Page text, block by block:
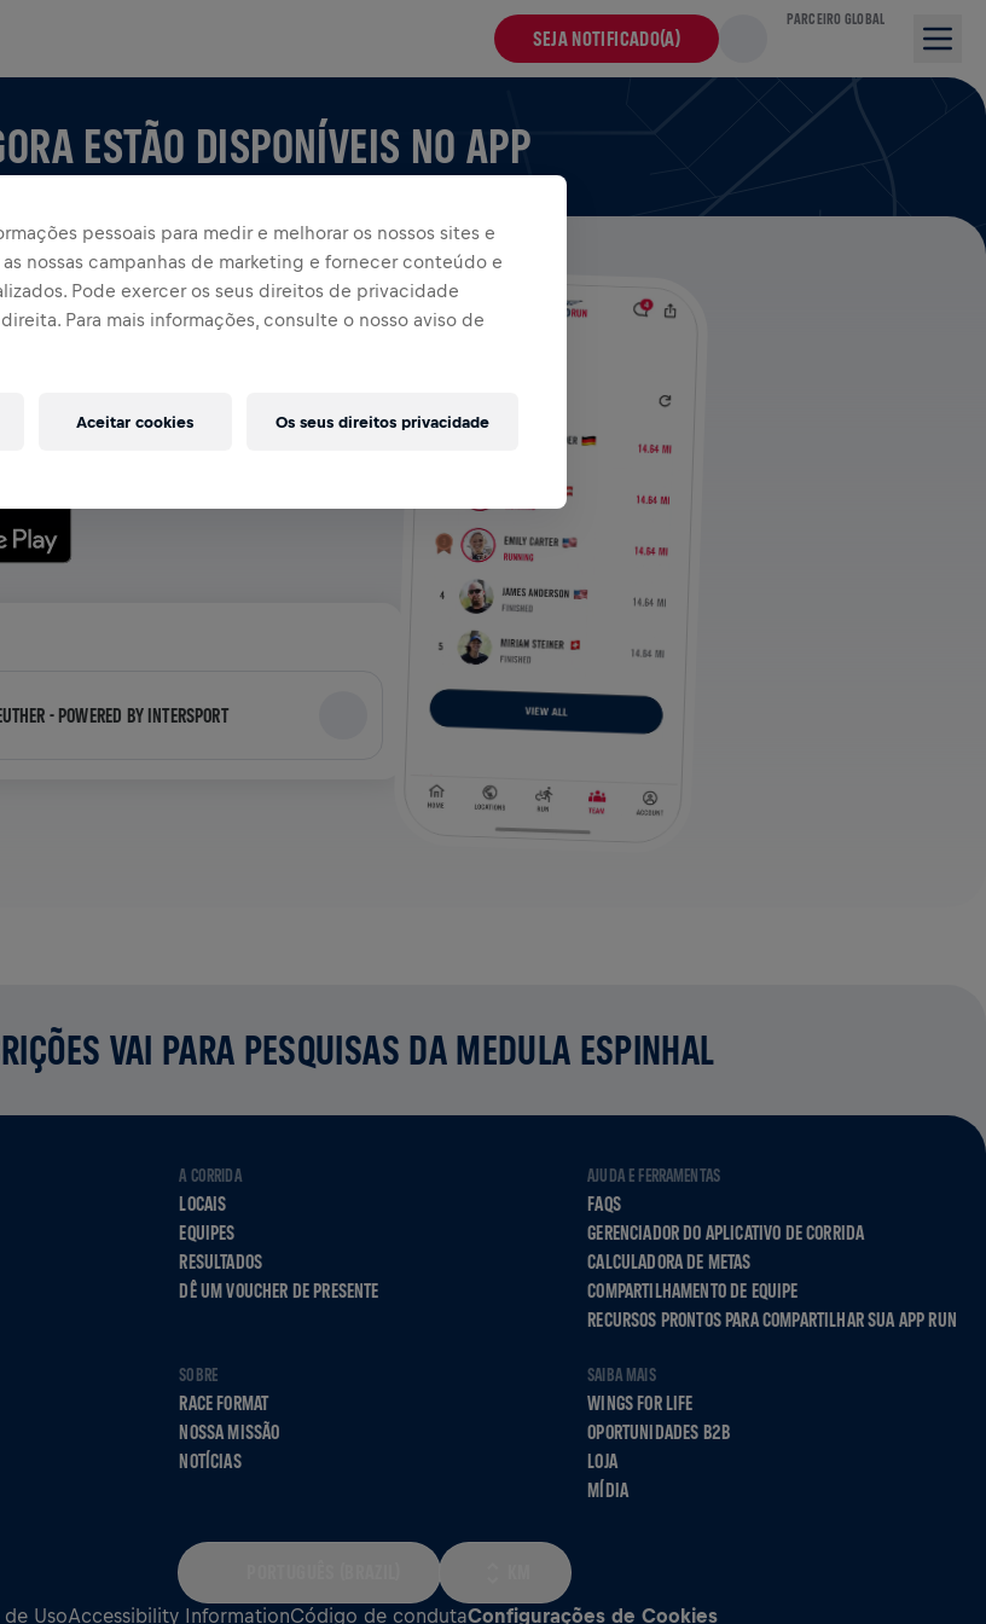
SEJA NOTIFICADO(A)
PARCEIRO GLOBAL
ESTÃO DISPONÍVEIS NO APP
a sua própria, explore tudo no app —
e celebre junto.
- POWERED BY INTERSPORT
VAI PARA PESQUISAS DA MEDULA ESPINHAL
A CORRIDA
LOCAIS
EQUIPES
RESULTADOS
DÊ UM VOUCHER DE PRESENTE
AJUDA E FERRAMENTAS
FAQS
GERENCIADOR DO APLICATIVO DE CORRIDA
CALCULADORA DE METAS
COMPARTILHAMENTO DE EQUIPE
RECURSOS PRONTOS PARA COMPARTILHAR SUA APP RUN
SOBRE
RACE FORMAT
NOSSA MISSÃO
NOTÍCIAS
SAIBA MAIS
WINGS FOR LIFE
OPORTUNIDADES B2B
LOJA
MÍDIA
de UsoAccessibility InformationCódigo de condutaConfigurações de Cookies
pessoais para medir e melhorar os nossos sites e
nossas campanhas de marketing e fornecer conteúdo e
Pode exercer os seus direitos de privacidade
Para mais informações, consulte o nosso aviso de
Os seus direitos privacidade
Aceitar cookies